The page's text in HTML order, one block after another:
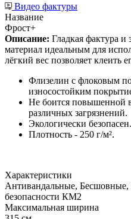
Видео фактуры
Название
Фрост+
Описание: Гладкая фактура и
материал идеальным для
лёгкий вес позволяет клеить
Флизелин с флоковым
износостойким
Не боится повышенной
различных загрязнений.
Экологически безопасен.
Плотность - 250 г/м².
Характеристики
Антивандальные,
безопасности КМ2
Максимальная ширина